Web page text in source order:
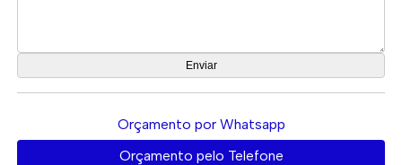
Orçamento por Whatsapp
Orçamento pelo Telefone